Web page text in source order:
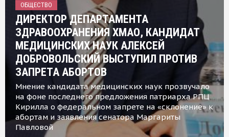
ОБЩЕСТВО
ДИРЕКТОР ДЕПАРТАМЕНТА
ЗДРАВООХРАНЕНИЯ ХМАО, КАНДИДАТ
МЕДИЦИНСКИХ НАУК АЛЕКСЕЙ
ДОБРОВОЛЬСКИЙ ВЫСТУПИЛ ПРОТИВ
ЗАПРЕТА АБОРТОВ
Мнение кандидата медицинских наук прозвучало
на фоне последнего предложения патриарха РПЦ
Кирилла о федеральном запрете на «склонение» к
абортам и заявления сенатора Маргариты
Павловой